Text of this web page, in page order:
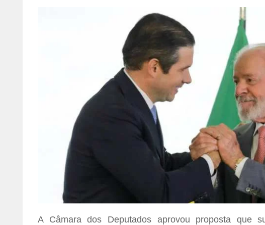
A Câmara dos Deputados aprovou proposta que